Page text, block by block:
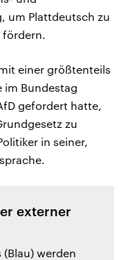
um Plattdeutsch zu
einer größtenteils
im Bundestag
gefordert hatte,
zu
in seiner,
externer
werden